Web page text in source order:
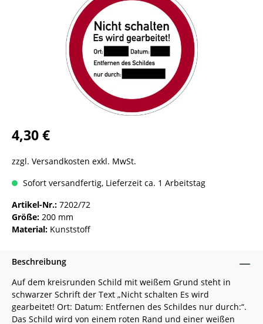
4,30 €
zzgl. Versandkosten exkl. MwSt.
Sofort versandfertig, Lieferzeit ca. 1 Arbeitstag
Artikel-Nr.: 7202/72
Größe: 200 mm
Material: Kunststoff
Beschreibung
Auf dem kreisrunden Schild mit weißem Grund steht in
schwarzer Schrift der Text „Nicht schalten Es wird
gearbeitet! Ort: Datum: Entfernen des Schildes nur durch:“.
Das Schild wird von einem roten Rand und einer weißen